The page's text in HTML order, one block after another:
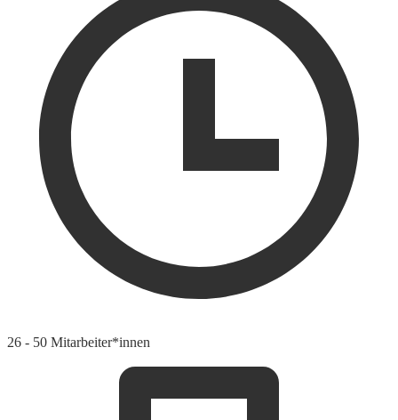
26 - 50 Mitarbeiter*innen